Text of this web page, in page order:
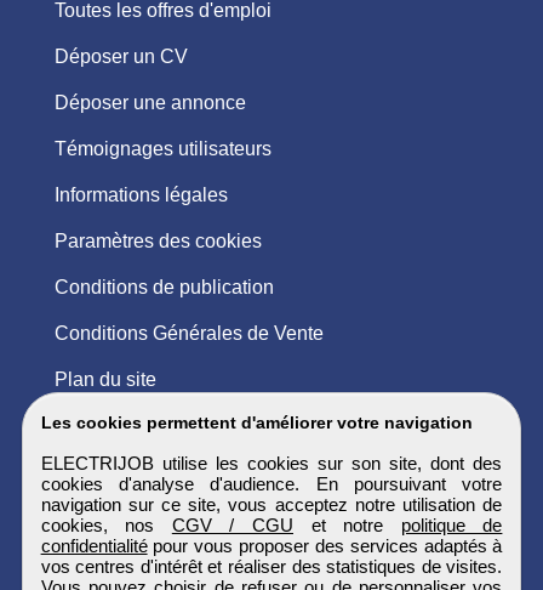
Les cookies permettent d'améliorer votre navigation
ELECTRIJOB utilise les cookies sur son site, dont des
cookies d'analyse d'audience. En poursuivant votre
navigation sur ce site, vous acceptez notre utilisation de
cookies, nos CGV / CGU et notre politique de
confidentialitépour vous proposer des services adaptés à
vos centres d'intérêt et réaliser des statistiques de visites.
Toutes les offres d'emploi
Déposer un CV
Déposer une annonce
Témoignages utilisateurs
Informations légales
Paramètres des cookies
Conditions de publication
Conditions Générales de Vente
Plan du site